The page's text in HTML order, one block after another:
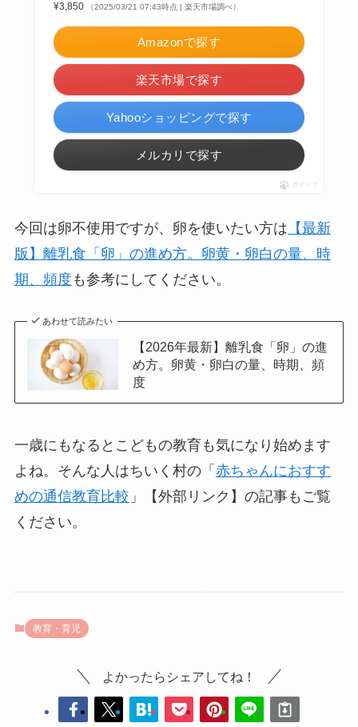
¥3,850 （2025/03/21 07:43時点 | 楽天市場調べ）
Amazonで探す
楽天市場で探す
Yahooショッピングで探す
メルカリで探す
ポチップ
今回は卵不使用ですが、卵を使いたい方は 【最新
版】離乳食「卵」の進め方。卵黄・卵白の量、時
期、頻度 も参考にしてください。
あわせて読みたい
【2026年最新】離乳食「卵」の進
め方。卵黄・卵白の量、時期、頻
度
一歳にもなるとこどもの教育も気になり始めます
よね。そんな人はちいく村の「 赤ちゃんにおすす
めの通信教育比較 」【外部リンク】の記事もご覧
ください。
教育・育児
よかったらシェアしてね！